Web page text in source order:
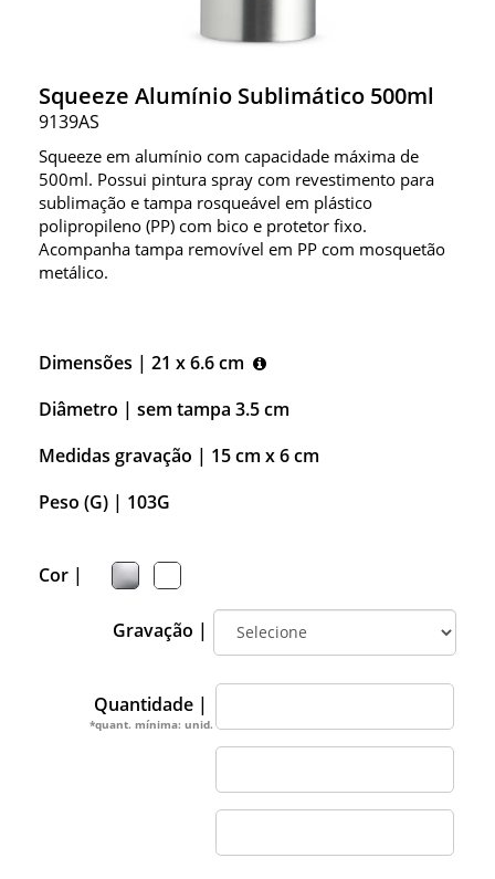
Squeeze Alumínio Sublimático 500ml
9139AS
Squeeze em alumínio com capacidade máxima de
500ml. Possui pintura spray com revestimento para
sublimação e tampa rosqueável em plástico
polipropileno (PP) com bico e protetor fixo.
Acompanha tampa removível em PP com mosquetão
metálico.
Dimensões | 21 x 6.6 cm
Diâmetro | sem tampa 3.5 cm
Medidas gravação | 15 cm x 6 cm
Peso (G) | 103G
Cor |
Gravação |
Quantidade |
*quant. mínima: unid.